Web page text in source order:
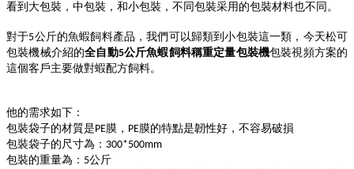
看到大包裝，中包裝，和小包裝，不同包裝采用的包裝材料也不同。
對于5公斤的魚蝦飼料產品，我們可以歸類到小包裝這一類，今天松可
包裝機械介紹的全自動5公斤魚蝦飼料稱重定量包裝機包裝視頻方案的
這個客戶主要做對蝦配方飼料。
他的需求如下：
包裝袋子的材質是PE膜， PE膜的特點是韌性好，不容易破損
包裝袋子的尺寸為： 300*500mm
包裝的重量為： 5公斤